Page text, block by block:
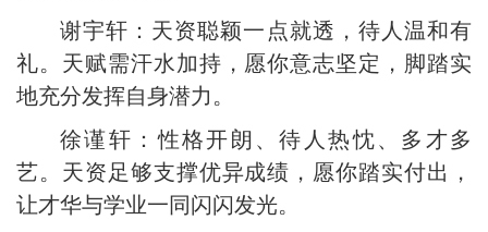
谢宇轩：天资聪颖一点就透，待人温和有
礼。天赋需汗水加持，愿你意志坚定，脚踏实
地充分发挥自身潜力。
徐谨轩：性格开朗、待人热忱、多才多
艺。天资足够支撑优异成绩，愿你踏实付出，
让才华与学业一同闪闪发光。